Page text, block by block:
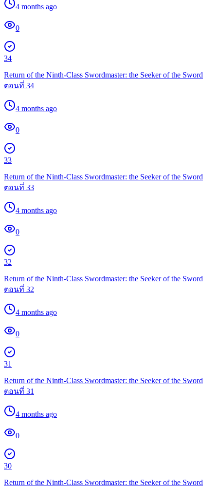
4 months ago
0
34
Return of the Ninth-Class Swordmaster: the Seeker of the Sword
ตอนที่ 34
4 months ago
0
33
Return of the Ninth-Class Swordmaster: the Seeker of the Sword
ตอนที่ 33
4 months ago
0
32
Return of the Ninth-Class Swordmaster: the Seeker of the Sword
ตอนที่ 32
4 months ago
0
31
Return of the Ninth-Class Swordmaster: the Seeker of the Sword
ตอนที่ 31
4 months ago
0
30
Return of the Ninth-Class Swordmaster: the Seeker of the Sword